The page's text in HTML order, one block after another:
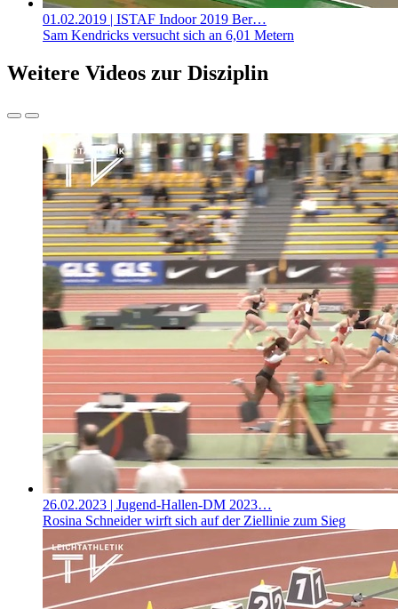
01.02.2019 | ISTAF Indoor 2019 Ber…
Sam Kendricks versucht sich an 6,01 Metern
Weitere Videos zur Disziplin
26.02.2023 | Jugend-Hallen-DM 2023…
Rosina Schneider wirft sich auf der Ziellinie zum Sieg